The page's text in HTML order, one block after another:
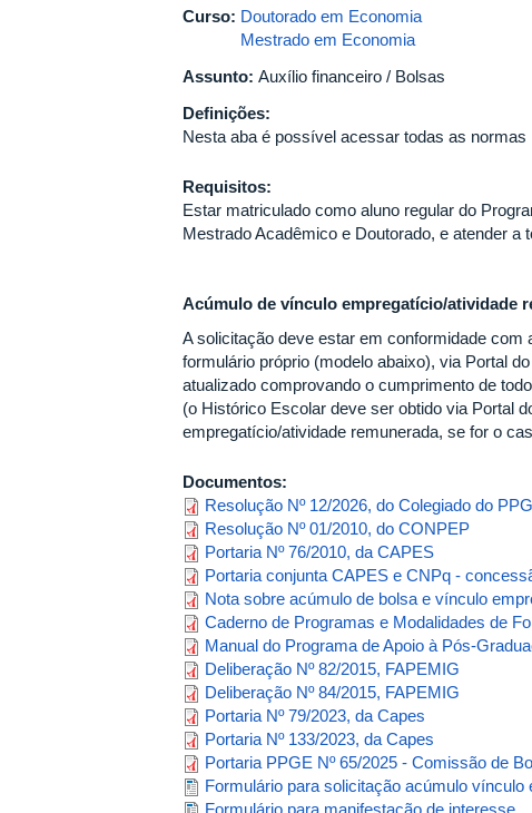
Curso: Doutorado em Economia
Mestrado em Economia
Assunto: Auxílio financeiro / Bolsas
Definições:
Nesta aba é possível acessar todas as
Requisitos:
Estar matriculado como aluno regular do
Mestrado Acadêmico e Doutorado, e atender
Acúmulo de vínculo empregatício/atividade
A solicitação deve estar em conformidade
formulário próprio (modelo abaixo), via Portal
atualizado comprovando o cumprimento de
(o Histórico Escolar deve ser obtido via Portal
empregatício/atividade remunerada, se for o
Documentos:
Resolução Nº 12/2026, do Colegiado do
Resolução Nº 01/2010, do CONPEP
Portaria Nº 76/2010, da CAPES
Portaria conjunta CAPES e CNPq -
Nota sobre acúmulo de bolsa e vínculo
Caderno de Programas e Modalidades de
Manual do Programa de Apoio à Pós-
Deliberação Nº 82/2015, FAPEMIG
Deliberação Nº 84/2015, FAPEMIG
Portaria Nº 79/2023, da Capes
Portaria Nº 133/2023, da Capes
Portaria PPGE Nº 65/2025 - Comissão de
Formulário para solicitação acúmulo
Formulário para manifestação de interesse